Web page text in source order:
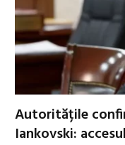
Autoritățile
Iankovski: